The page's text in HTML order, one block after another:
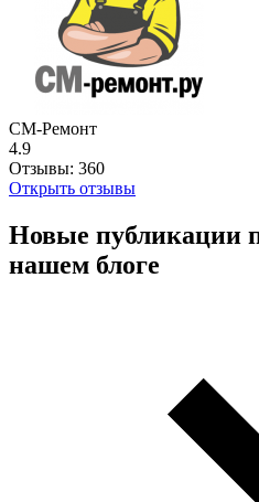
СМ-Ремонт
4.9
Отзывы: 360
Открыть отзывы
Новые публикации
нашем блоге